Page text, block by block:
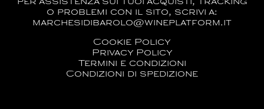
per assistenza sui tuoi acquisti, tracking
o problemi con il sito, scrivi a:
marchesidibarolo@wineplatform.it
Cookie Policy
Privacy Policy
Termini e condizioni
Condizioni di spedizione